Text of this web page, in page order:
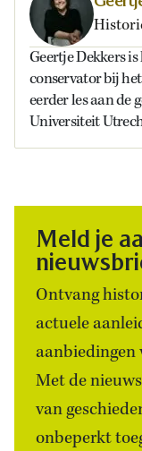
Geertje Dekkers
conservator bij
eerder les aan de
Universiteit
Meld je
Ontvang
actuele
aanbiedingen
Met de
van
onbeperkt